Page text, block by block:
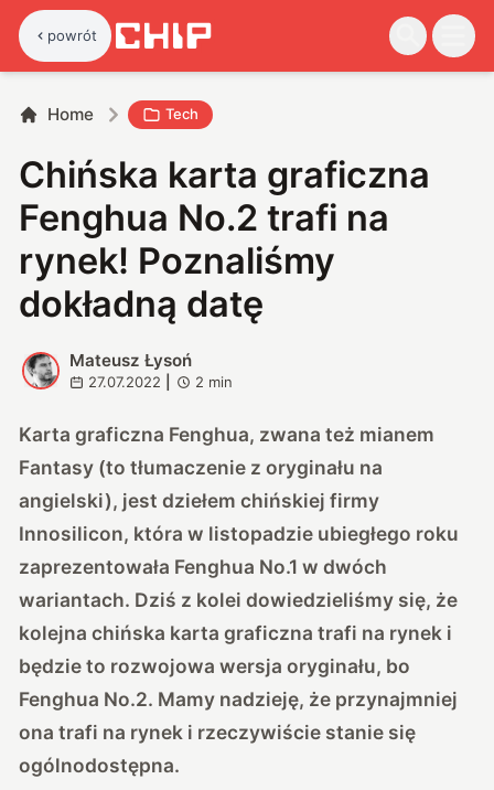
powrót
Home Tech
Chińska karta graficzna
Fenghua No.2 trafi na
rynek! Poznaliśmy
dokładną datę
M
Mateusz Łysoń
27.07.2022 2 min
Karta graficzna Fenghua, zwana też mianem
Fantasy (to tłumaczenie z oryginału na
angielski), jest dziełem chińskiej firmy
Innosilicon, która w listopadzie ubiegłego roku
zaprezentowała Fenghua No.1 w dwóch
wariantach. Dziś z kolei dowiedzieliśmy się, że
kolejna chińska karta graficzna trafi na rynek i
będzie to rozwojowa wersja oryginału, bo
Fenghua No.2. Mamy nadzieję, że przynajmniej
ona trafi na rynek i rzeczywiście stanie się
ogólnodostępna.